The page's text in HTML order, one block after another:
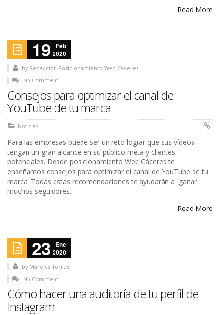
Read More
19
Feb
2020
by Redaccion Posicionamiento Web Caceres
No Comment
Consejos para optimizar el canal de
YouTube de tu marca
Noticias
Para las empresas puede ser un reto lograr que sus vídeos
tengan un gran alcance en su público meta y clientes
potenciales. Desde posicionamiento Web Cáceres te
enseñamos consejos para optimizar el canal de YouTube de tu
marca. Todas estas recomendaciones te ayudarán a ganar
muchos seguidores.
Read More
23
Ene
2020
by Marelys Torres
No Comment
Cómo hacer una auditoría de tu perfil de
Instagram